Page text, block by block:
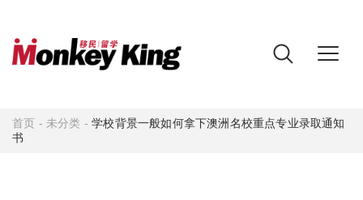
首页 - 未分类 -学校背景一般如何拿下澳洲名校重点专业录取通知
书